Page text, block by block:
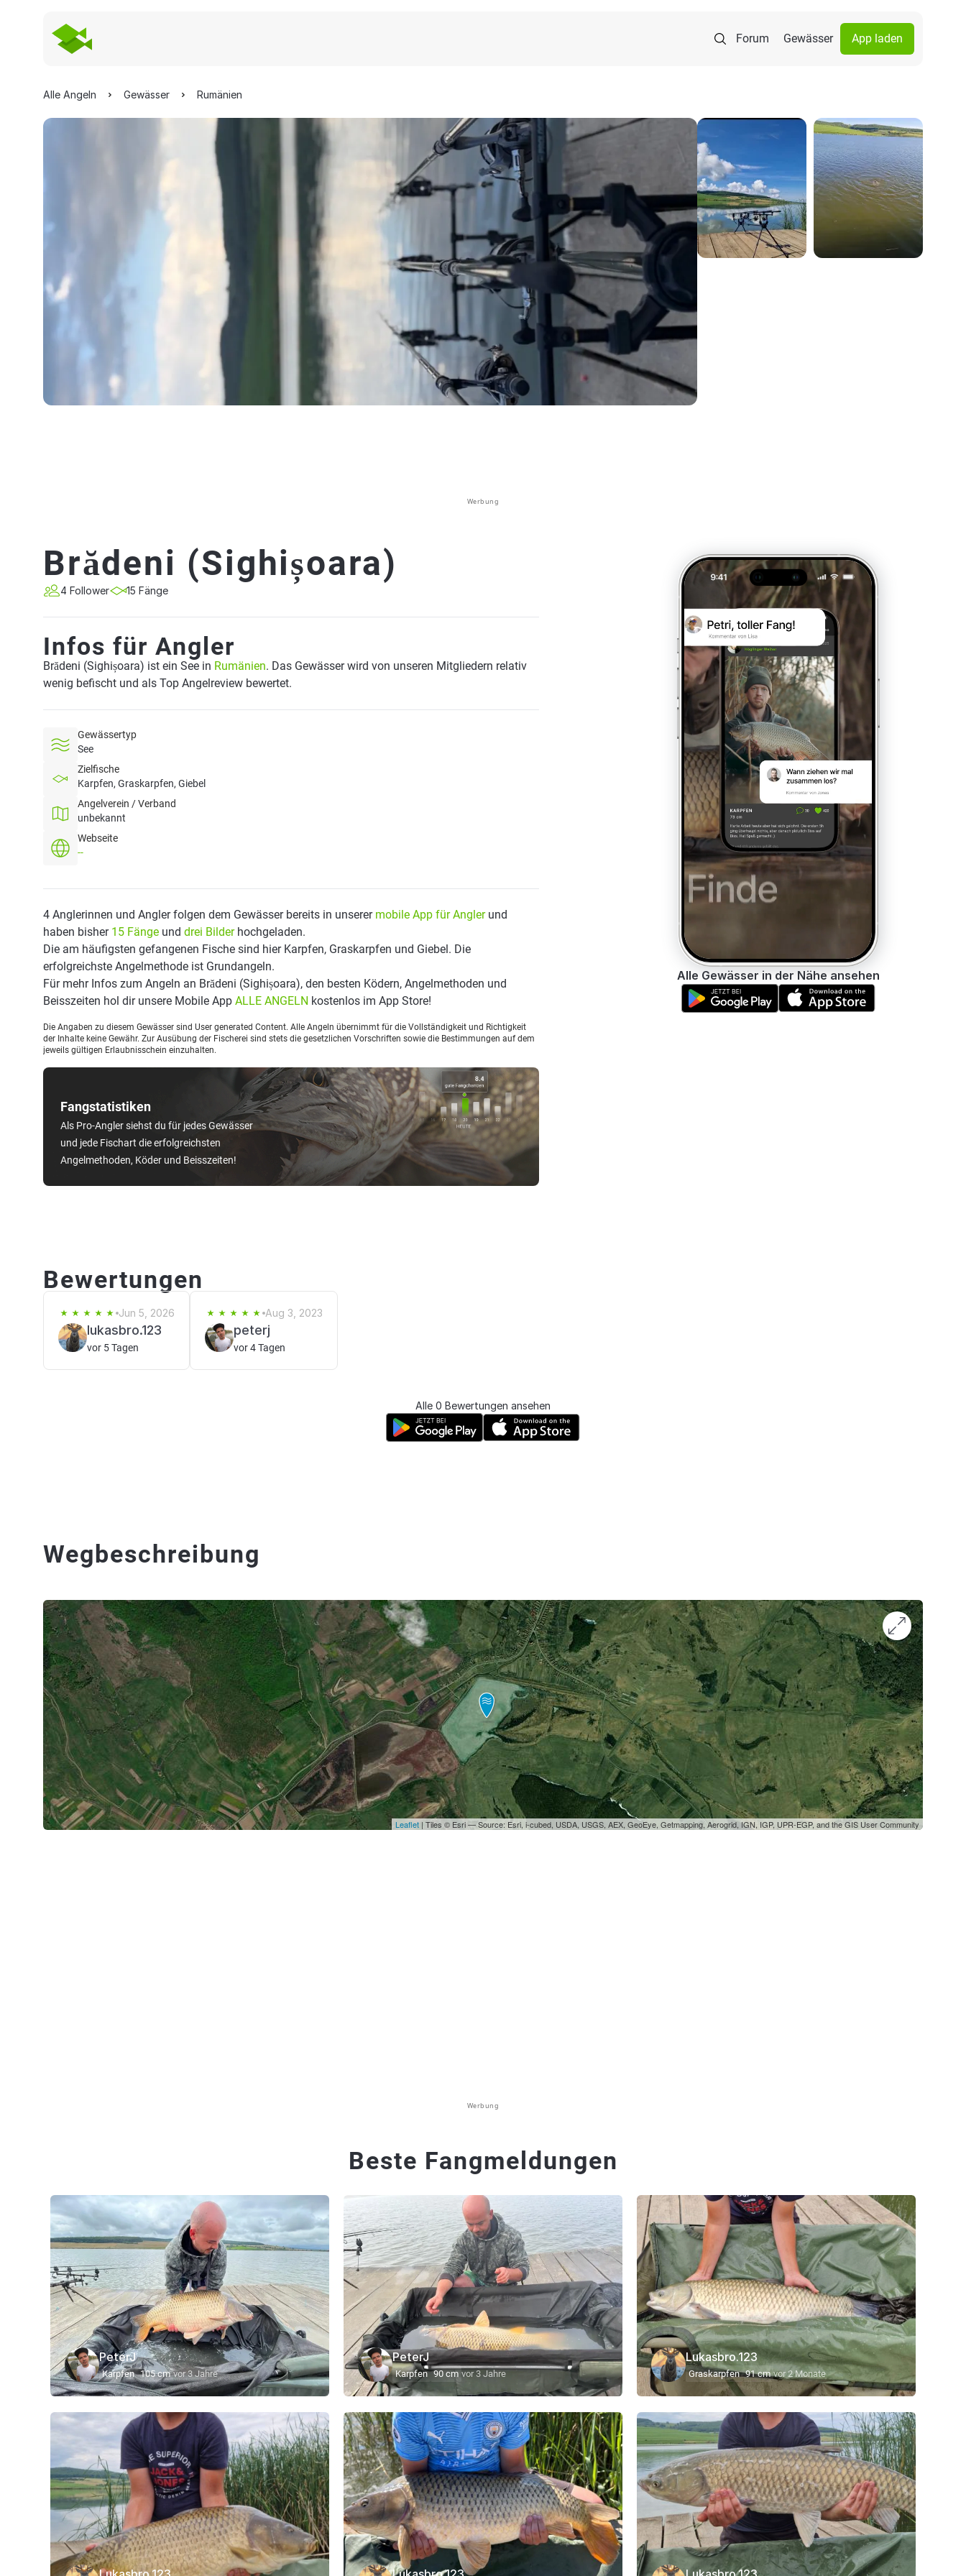
Forum Gewässer App laden
Alle Angeln Gewässer Rumänien
Werbung
Brădeni (Sighișoara)
4 Follower 15 Fänge
Infos für Angler
Brădeni (Sighișoara) ist ein See in Rumänien. Das Gewässer wird von unseren Mitgliedern relativ
wenig befischt und als Top Angelreview bewertet.
Gewässertyp
See
Zielfische
Karpfen, Graskarpfen, Giebel
Angelverein / Verband
unbekannt
Webseite
--
Fangstatistiken
Als Pro-Angler siehst du für jedes Gewässer
und jede Fischart die erfolgreichsten
Angelmethoden, Köder und Beisszeiten!
4 Anglerinnen und Angler folgen dem Gewässer bereits in unserer mobile App für Anglerund
haben bisher 15 Fänge und drei Bilderhochgeladen.
Die am häufigsten gefangenen Fische sind hier Karpfen, Graskarpfen und Giebel. Die
erfolgreichste Angelmethode ist Grundangeln.
Für mehr Infos zum Angeln an Brădeni (Sighișoara), den besten Ködern, Angelmethoden und
Beisszeiten hol dir unsere Mobile App ALLE ANGELN kostenlos im App Store!
Die Angaben zu diesem Gewässer sind User generated Content. Alle Angeln übernimmt für die Vollständigkeit und Richtigkeit
der Inhalte keine Gewähr. Zur Ausübung der Fischerei sind stets die gesetzlichen Vorschriften sowie die Bestimmungen auf dem
jeweils gültigen Erlaubnisschein einzuhalten.
Alle Gewässer in der Nähe ansehen
Bewertungen
Jun 5, 2026
lukasbro.123
vor 5 Tagen
Aug 3, 2023
peterj
vor 4 Tagen
Alle 0 Bewertungen ansehen
Wegbeschreibung
Leaflet | Tiles © Esri — Source: Esri, i-cubed, USDA, USGS, AEX, GeoEye, Getmapping, Aerogrid, IGN, IGP, UPR-EGP, and the GIS User Community
Werbung
Beste Fangmeldungen
PeterJ
Karpfen 105 cm vor 3 Jahre
PeterJ
Karpfen 90 cm vor 3 Jahre
Lukasbro.123
Graskarpfen 91 cm vor 2 Monate